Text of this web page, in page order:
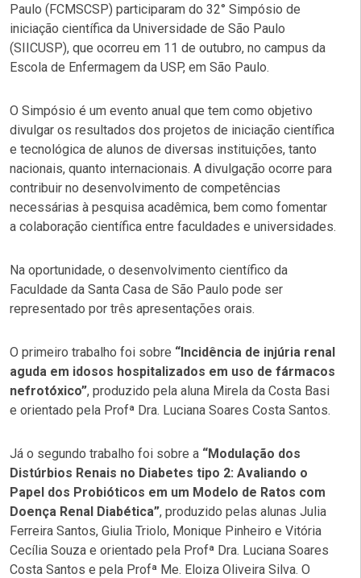
Paulo (FCMSCSP) participaram do 32° Simpósio de
iniciação científica da Universidade de São Paulo
(SIICUSP), que ocorreu em 11 de outubro, no campus da
Escola de Enfermagem da USP, em São Paulo.
O Simpósio é um evento anual que tem como objetivo
divulgar os resultados dos projetos de iniciação científica
e tecnológica de alunos de diversas instituições, tanto
nacionais, quanto internacionais. A divulgação ocorre para
contribuir no desenvolvimento de competências
necessárias à pesquisa acadêmica, bem como fomentar
a colaboração científica entre faculdades e universidades.
Na oportunidade, o desenvolvimento científico da
Faculdade da Santa Casa de São Paulo pode ser
representado por três apresentações orais.
O primeiro trabalho foi sobre “Incidência de injúria renal
aguda em idosos hospitalizados em uso de fármacos
nefrotóxico”, produzido pela aluna Mirela da Costa Basi
e orientado pela Profª Dra. Luciana Soares Costa Santos.
Já o segundo trabalho foi sobre a “Modulação dos
Distúrbios Renais no Diabetes tipo 2: Avaliando o
Papel dos Probióticos em um Modelo de Ratos com
Doença Renal Diabética”, produzido pelas alunas Julia
Ferreira Santos, Giulia Triolo, Monique Pinheiro e Vitória
Cecília Souza e orientado pela Profª Dra. Luciana Soares
Costa Santos e pela Profª Me. Eloiza Oliveira Silva. O